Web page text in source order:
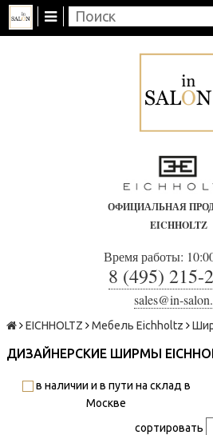
ОФИЦИАЛЬНАЯ
EICHHOLTZ
Время работы:
8 (495) 215-
sales@in-
EICHHOLTZ Мебель Eichholtz
ДИЗАЙНЕРСКИЕ ШИРМЫ
в наличии и в пути на склад в
Москве
сортировать